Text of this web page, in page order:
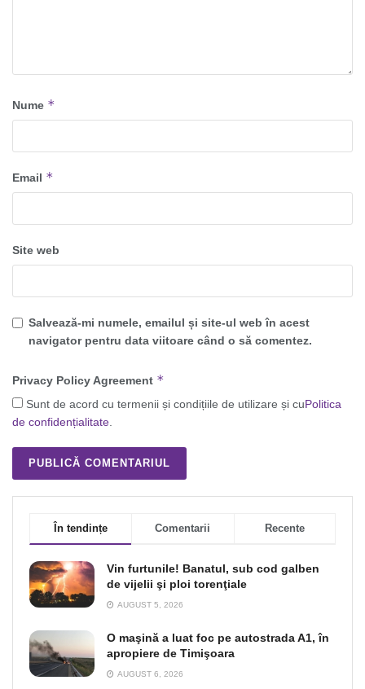
Nume *
Email *
Site web
Salvează-mi numele, emailul și site-ul web în acest
navigator pentru data viitoare când o să comentez.
Privacy Policy Agreement *
Sunt de acord cu termenii și condițiile de utilizare și cuPolitica
de confidențialitate
În tendințe Comentarii Recente
Vin furtunile! Banatul, sub cod galben
de vijelii şi ploi torenţiale
AUGUST 5, 2026
O maşină a luat foc pe autostrada A1, în
apropiere de Timişoara
AUGUST 6, 2026